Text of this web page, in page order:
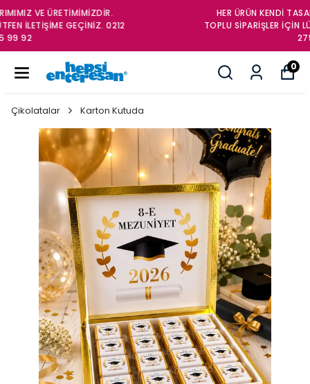
HER ÜRÜN KENDİ TASARIMIMIZ VE ÜRETİMİMİZDİR.
TOPLU SİPARİŞLER İÇİN LÜTFEN İLETİŞİME GEÇİNİZ. 0212
0
Çikolatalar Karton Kutuda